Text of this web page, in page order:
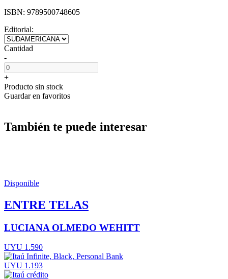
ISBN: 9789500748605
Editorial:
Cantidad
-
+
Producto sin stock
Guardar en favoritos
También te puede interesar
Disponible
ENTRE TELAS
LUCIANA OLMEDO WEHITT
UYU 1.590
UYU 1.193